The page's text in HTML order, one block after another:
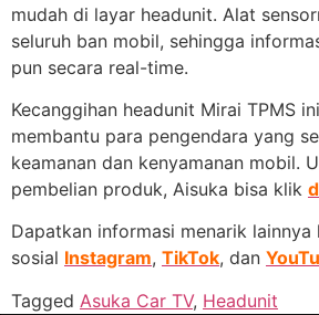
mudah di layar headunit. Alat
seluruh ban mobil, sehingga
pun secara real-time.
Kecanggihan headunit Mirai TPMS
membantu para pengendara yang
keamanan dan kenyamanan mobil.
pembelian produk, Aisuka bisa klik
Dapatkan informasi menarik lainnya
sosial Instagram, TikTok, dan
Tagged Asuka Car TV, Headunit